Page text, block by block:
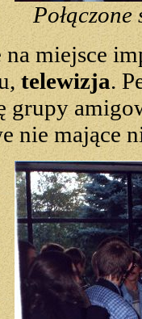
miejsce
telewizja.
grupy
nie mające